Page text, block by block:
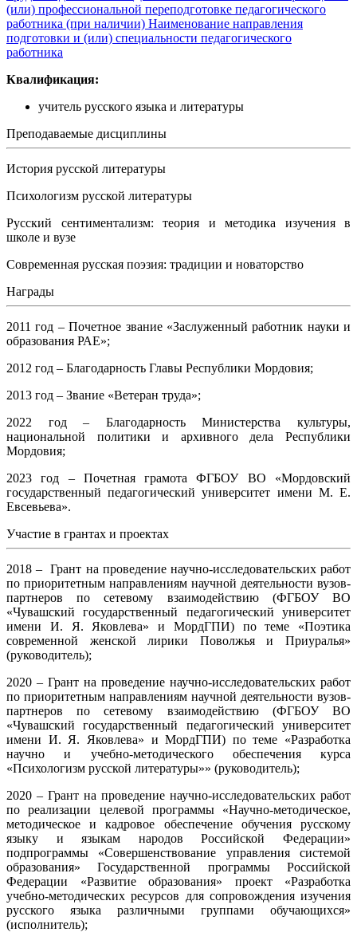
(или) профессиональной переподготовке педагогического
работника (при наличии) Наименование направления
подготовки и (или) специальности педагогического
работника
Квалификация:
учитель русского языка и литературы
Преподаваемые дисциплины
История русской литературы
Психологизм русской литературы
Русский сентиментализм: теория и методика изучения в
школе и вузе
Современная русская поэзия: традиции и новаторство
Награды
2011 год – Почетное звание «Заслуженный работник науки и
образования РАЕ»;
2012 год – Благодарность Главы Республики Мордовия;
2013 год – Звание «Ветеран труда»;
2022 год – Благодарность Министерства культуры,
национальной политики и архивного дела Республики
Мордовия;
2023 год – Почетная грамота ФГБОУ ВО «Мордовский
государственный педагогический университет имени М. Е.
Евсевьева».
Участие в грантах и проектах
2018 – Грант на проведение научно-исследовательских работ
по приоритетным направлениям научной деятельности вузов-
партнеров по сетевому взаимодействию (ФГБОУ ВО
«Чувашский государственный педагогический университет
имени И. Я. Яковлева» и МордГПИ) по теме «Поэтика
современной женской лирики Поволжья и Приуралья»
(руководитель);
2020 – Грант на проведение научно-исследовательских работ
по приоритетным направлениям научной деятельности вузов-
партнеров по сетевому взаимодействию (ФГБОУ ВО
«Чувашский государственный педагогический университет
имени И. Я. Яковлева» и МордГПИ) по теме «Разработка
научно и учебно-методического обеспечения курса
«Психологизм русской литературы»» (руководитель);
2020 – Грант на проведение научно-исследовательских работ
по реализации целевой программы «Научно-методическое,
методическое и кадровое обеспечение обучения русскому
языку и языкам народов Российской Федерации»
подпрограммы «Совершенствование управления системой
образования» Государственной программы Российской
Федерации «Развитие образования» проект «Разработка
учебно-методических ресурсов для сопровождения изучения
русского языка различными группами обучающихся»
(исполнитель);